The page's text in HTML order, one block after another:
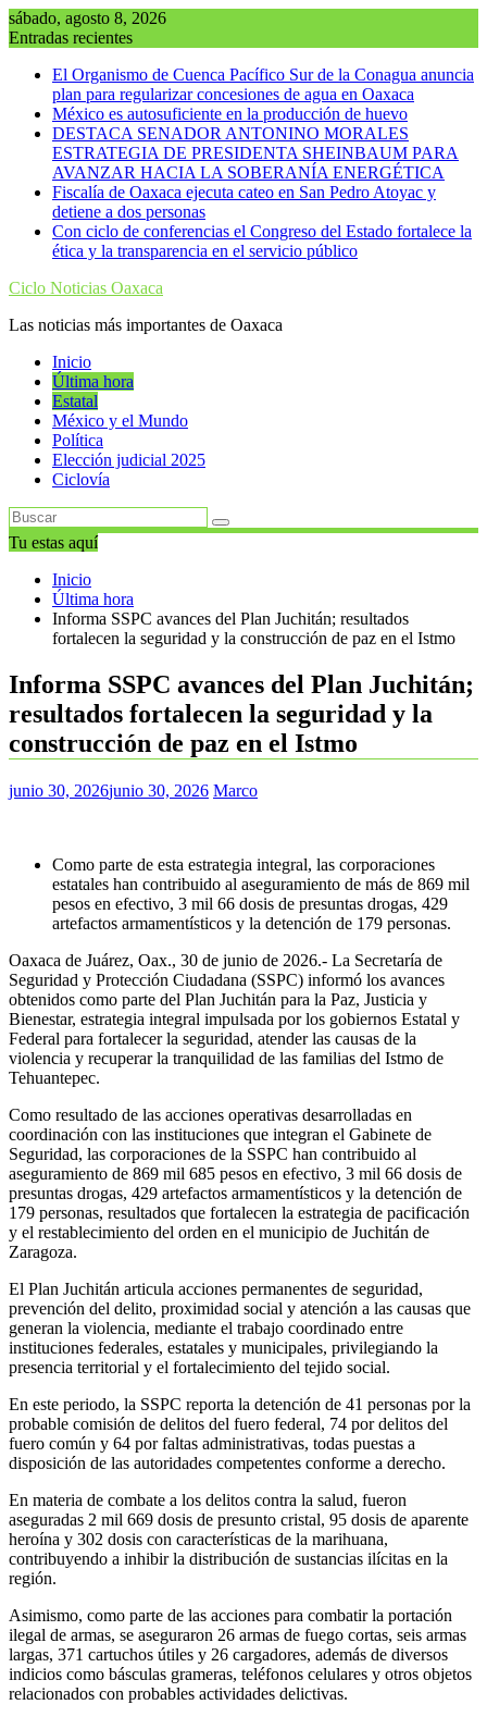
Saltar
al
sábado, agosto 8, 2026
Entradas recientes
El Organismo de Cuenca Pacífico Sur de la Conagua anuncia
plan para regularizar concesiones de agua en Oaxaca
México es autosuficiente en la producción de huevo
DESTACA SENADOR ANTONINO MORALES
ESTRATEGIA DE PRESIDENTA SHEINBAUM PARA
AVANZAR HACIA LA SOBERANÍA ENERGÉTICA
Fiscalía de Oaxaca ejecuta cateo en San Pedro Atoyac y
detiene a dos personas
Con ciclo de conferencias el Congreso del Estado fortalece la
ética y la transparencia en el servicio público
Ciclo Noticias Oaxaca
Las noticias más importantes de Oaxaca
Inicio
Última hora
Estatal
México y el Mundo
Política
Elección judicial 2025
Ciclovía
Tu estas aquí
Inicio
Última hora
Informa SSPC avances del Plan Juchitán; resultados
fortalecen la seguridad y la construcción de paz en el Istmo
Informa SSPC avances del Plan Juchitán;
resultados fortalecen la seguridad y la
construcción de paz en el Istmo
junio 30, 2026junio 30, 2026 Marco
Como parte de esta estrategia integral, las corporaciones
estatales han contribuido al aseguramiento de más de 869 mil
pesos en efectivo, 3 mil 66 dosis de presuntas drogas, 429
artefactos armamentísticos y la detención de 179 personas.
Oaxaca de Juárez, Oax., 30 de junio de 2026.- La Secretaría de
Seguridad y Protección Ciudadana (SSPC) informó los avances
obtenidos como parte del Plan Juchitán para la Paz, Justicia y
Bienestar, estrategia integral impulsada por los gobiernos Estatal y
Federal para fortalecer la seguridad, atender las causas de la
violencia y recuperar la tranquilidad de las familias del Istmo de
Tehuantepec.
Como resultado de las acciones operativas desarrolladas en
coordinación con las instituciones que integran el Gabinete de
Seguridad, las corporaciones de la SSPC han contribuido al
aseguramiento de 869 mil 685 pesos en efectivo, 3 mil 66 dosis de
presuntas drogas, 429 artefactos armamentísticos y la detención de
179 personas, resultados que fortalecen la estrategia de pacificación
y el restablecimiento del orden en el municipio de Juchitán de
Zaragoza.
El Plan Juchitán articula acciones permanentes de seguridad,
prevención del delito, proximidad social y atención a las causas que
generan la violencia, mediante el trabajo coordinado entre
instituciones federales, estatales y municipales, privilegiando la
presencia territorial y el fortalecimiento del tejido social.
En este periodo, la SSPC reporta la detención de 41 personas por la
probable comisión de delitos del fuero federal, 74 por delitos del
fuero común y 64 por faltas administrativas, todas puestas a
disposición de las autoridades competentes conforme a derecho.
En materia de combate a los delitos contra la salud, fueron
aseguradas 2 mil 669 dosis de presunto cristal, 95 dosis de aparente
heroína y 302 dosis con características de la marihuana,
contribuyendo a inhibir la distribución de sustancias ilícitas en la
región.
Asimismo, como parte de las acciones para combatir la portación
ilegal de armas, se aseguraron 26 armas de fuego cortas, seis armas
largas, 371 cartuchos útiles y 26 cargadores, además de diversos
indicios como básculas grameras, teléfonos celulares y otros objetos
relacionados con probables actividades delictivas.